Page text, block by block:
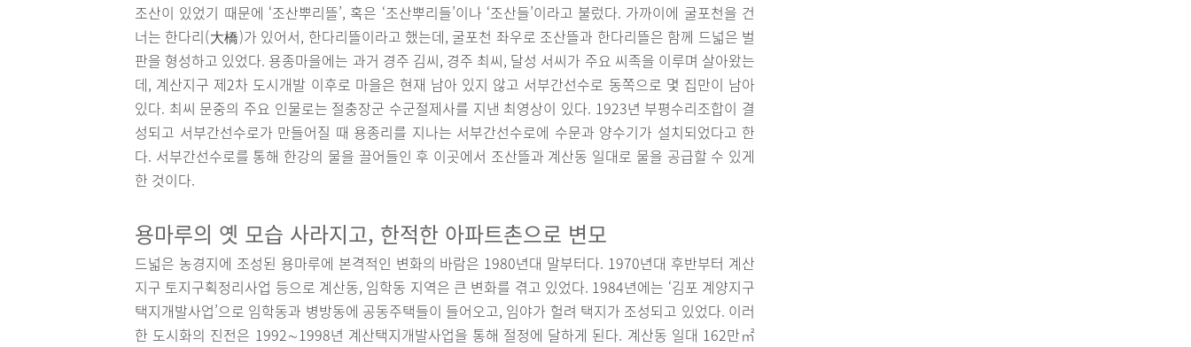
조산이 있었기 때문에 ‘조산뿌리뜰’, 혹은 ‘조산뿌리들’이나 ‘조산들’이라고 불렀다. 가까이에 굴포천을 건
너는 한다리(大橋)가 있어서, 한다리뜰이라고 했는데, 굴포천 좌우로 조산뜰과 한다리뜰은 함께 드넓은 벌
판을 형성하고 있었다. 용종마을에는 과거 경주 김씨, 경주 최씨, 달성 서씨가 주요 씨족을 이루며 살아왔는
데, 계산지구 제2차 도시개발 이후로 마을은 현재 남아 있지 않고 서부간선수로 동쪽으로 몇 집만이 남아
있다. 최씨 문중의 주요 인물로는 절충장군 수군절제사를 지낸 최영상이 있다. 1923년 부평수리조합이 결
성되고 서부간선수로가 만들어질 때 용종리를 지나는 서부간선수로에 수문과 양수기가 설치되었다고 한
다. 서부간선수로를 통해 한강의 물을 끌어들인 후 이곳에서 조산뜰과 계산동 일대로 물을 공급할 수 있게
한 것이다.
용마루의 옛 모습 사라지고, 한적한 아파트촌으로 변모
드넓은 농경지에 조성된 용마루에 본격적인 변화의 바람은 1980년대 말부터다. 1970년대 후반부터 계산
지구 토지구획정리사업 등으로 계산동, 임학동 지역은 큰 변화를 겪고 있었다. 1984년에는 ‘김포 계양지구
택지개발사업’으로 임학동과 병방동에 공동주택들이 들어오고, 임야가 헐려 택지가 조성되고 있었다. 이러
한 도시화의 진전은 1992∼1998년 계산택지개발사업을 통해 절정에 달하게 된다. 계산동 일대 162만㎡